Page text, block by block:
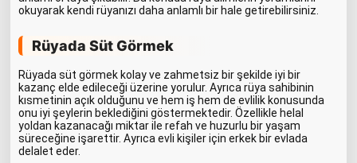
okuyarak kendi rüyanızı daha anlamlı bir hale getirebilirsiniz.
Rüyada Süt Görmek
Rüyada süt görmek kolay ve zahmetsiz bir şekilde iyi bir
kazanç elde edileceği üzerine yorulur. Ayrıca rüya sahibinin
kısmetinin açık olduğunu ve hem iş hem de evlilik konusunda
onu iyi şeylerin beklediğini göstermektedir. Özellikle helal
yoldan kazanacağı miktar ile refah ve huzurlu bir yaşam
süreceğine işarettir. Ayrıca evli kişiler için erkek bir evlada
delalet eder.